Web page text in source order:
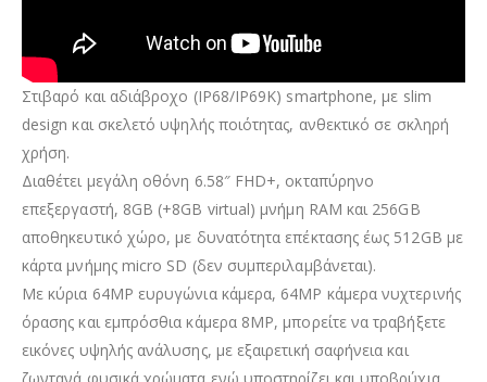
Στιβαρό και αδιάβροχο (IP68/IP69K) smartphone, με slim
design και σκελετό υψηλής ποιότητας, ανθεκτικό σε σκληρή
χρήση.
Διαθέτει μεγάλη οθόνη 6.58″ FHD+, οκταπύρηνο
επεξεργαστή, 8GB (+8GB virtual) μνήμη RAM και 256GB
αποθηκευτικό χώρο, με δυνατότητα επέκτασης έως 512GB με
κάρτα μνήμης micro SD (δεν συμπεριλαμβάνεται).
Με κύρια 64MP ευρυγώνια κάμερα, 64MP κάμερα νυχτερινής
όρασης και εμπρόσθια κάμερα 8MP, μπορείτε να τραβήξετε
εικόνες υψηλής ανάλυσης, με εξαιρετική σαφήνεια και